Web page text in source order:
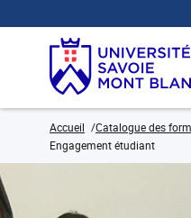
Accueil Catalogue des
Engagement étudiant